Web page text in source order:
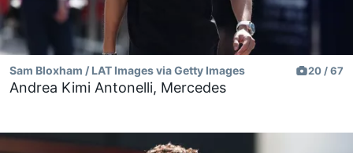
Sam Bloxham / LAT Images via Getty Images 20 / 67
Andrea Kimi Antonelli, Mercedes